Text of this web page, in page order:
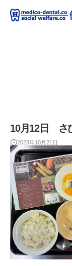
10月12日 さ
2023年10月21日